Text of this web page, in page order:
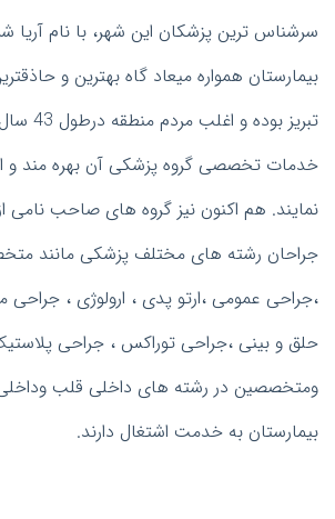
سرشناس ترین پزشکان این شهر، با نام آریا
بیمارستان همواره میعاد گاه بهترین و
تبریز
خدمات تخصصی گروه پزشکی آن بهره مند و
نمایند. هم اکنون نیز گروه های صاحب
جراحان رشته های مختلف پزشکی مانند
،جراحی عمومی ،ارتو پدی ، ارولوژی ،
حلق و بینی ،جراحی توراکس ، جراحی
ومتخصصین در رشته های داخلی قلب
بیمارستان به خدمت اشتغال دارند.